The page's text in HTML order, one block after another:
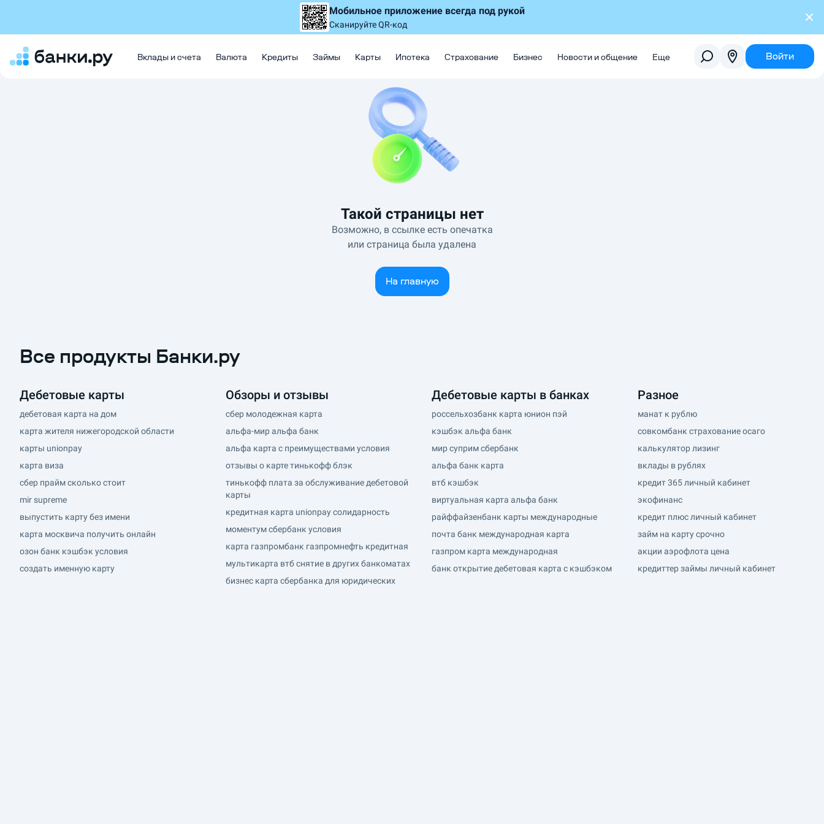
Мобильное приложение всегда под рукой
Сканируйте QR-код
Вклады и счета Валюта Кредиты Займы Карты Ипотека Страхование Бизнес Новости и общение Еще Войти
Такой страницы нет
Возможно, в ссылке есть опечатка
или страница была удалена
На главную
Все продукты Банки.ру
Дебетовые карты
дебетовая карта на дом
карта жителя нижегородской области
карты unionpay
карта виза
сбер прайм сколько стоит
mir supreme
выпустить карту без имени
карта москвича получить онлайн
озон банк кэшбэк условия
создать именную карту
Обзоры и отзывы
сбер молодежная карта
альфа-мир альфа банк
альфа карта с преимуществами условия
отзывы о карте тинькофф блэк
тинькофф плата за обслуживание дебетовой
карты
кредитная карта unionpay солидарность
моментум сбербанк условия
карта газпромбанк газпромнефть кредитная
мультикарта втб снятие в других банкоматах
бизнес карта сбербанка для юридических
Дебетовые карты в банках
россельхозбанк карта юнион пэй
кэшбэк альфа банк
мир суприм сбербанк
альфа банк карта
втб кэшбэк
виртуальная карта альфа банк
райффайзенбанк карты международные
почта банк международная карта
газпром карта международная
банк открытие дебетовая карта с кэшбэком
Разное
манат к рублю
совкомбанк страхование осаго
калькулятор лизинг
вклады в рублях
кредит 365 личный кабинет
экофинанс
кредит плюс личный кабинет
займ на карту срочно
акции аэрофлота цена
кредиттер займы личный кабинет